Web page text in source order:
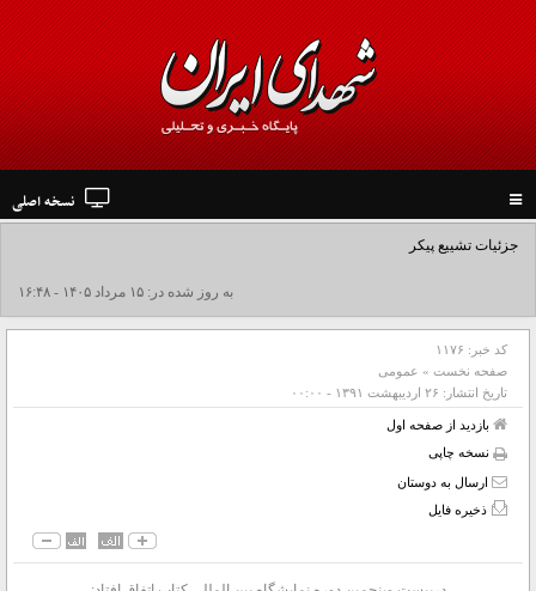
navigation
نسخه اصلی
جزئیات تشییع پیکر مطهر رهبر شهید در نجف و کربلا
به روز شده در: ۱۵ مرداد ۱۴۰۵ - ۱۶:۴۸
کد خبر: ۱۱۷۶
صفحه نخست » عمومی
تاریخ انتشار: ۲۶ ارديبهشت ۱۳۹۱ - ۰۰:۰۰
بازدید از صفحه اول
نسخه چاپی
ارسال به دوستان
ذخیره فایل